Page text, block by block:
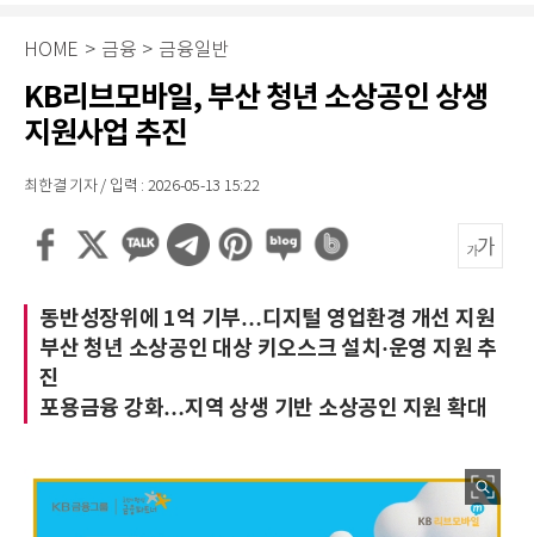
HOME > 금융 > 금융일반
KB리브모바일, 부산 청년 소상공인 상생
지원사업 추진
최한결 기자 / 입력 : 2026-05-13 15:22
동반성장위에 1억 기부…디지털 영업환경 개선 지원
부산 청년 소상공인 대상 키오스크 설치·운영 지원 추
진
포용금융 강화…지역 상생 기반 소상공인 지원 확대